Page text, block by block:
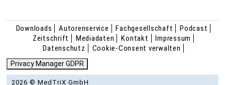
Downloads Autorenservice Fachgesellschaft
Podcast
Zeitschrift
Mediadaten Kontakt
Impressum
Datenschutz
Cookie-Consent verwalten
Privacy Manager GDPR
2026 © MedTriX GmbH